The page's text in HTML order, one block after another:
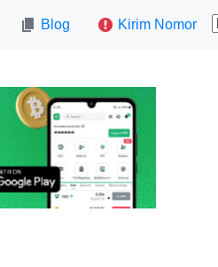
Blog Kirim Nomor